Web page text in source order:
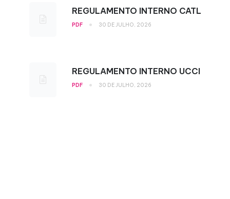
REGULAMENTO INTERNO CATL
PDF • 30 DE JULHO, 2026
REGULAMENTO INTERNO UCCI
PDF • 30 DE JULHO, 2026